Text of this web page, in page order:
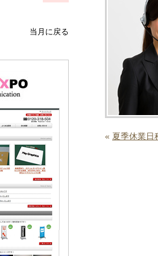
« 夏季休業